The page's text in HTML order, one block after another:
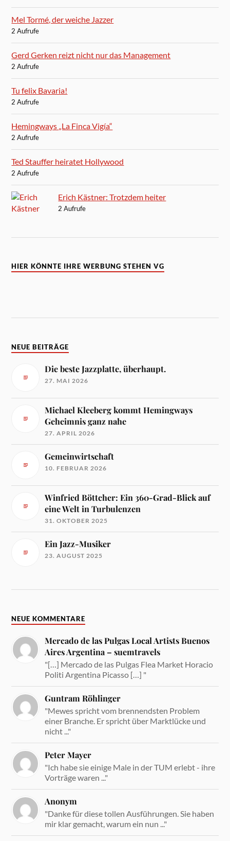
Mel Tormé, der weiche Jazzer
2 Aufrufe
Gerd Gerken reizt nicht nur das Management
2 Aufrufe
Tu felix Bavaria!
2 Aufrufe
Hemingways „La Finca Vigía“
2 Aufrufe
Ted Stauffer heiratet Hollywood
2 Aufrufe
Erich Kästner: Trotzdem heiter
2 Aufrufe
HIER KÖNNTE IHRE WERBUNG STEHEN VG
NEUE BEITRÄGE
Die beste Jazzplatte, überhaupt.
27. MAI 2026
Michael Kleeberg kommt Hemingways
Geheimnis ganz nahe
27. APRIL 2026
Gemeinwirtschaft
10. FEBRUAR 2026
Winfried Böttcher: Ein 360-Grad-Blick auf
eine Welt in Turbulenzen
31. OKTOBER 2025
Ein Jazz-Musiker
23. AUGUST 2025
NEUE KOMMENTARE
Mercado de las Pulgas Local Artists Buenos
Aires Argentina – suemtravels
"[…] Mercado de las Pulgas Flea Market Horacio
Politi Argentina Picasso […] "
Guntram Röhlinger
"Mewes spricht vom brennendsten Problem
einer Branche. Er spricht über Marktlücke und
nicht ..."
Peter Mayer
"Ich habe sie einige Male in der TUM erlebt - ihre
Vorträge waren ..."
Anonym
"Danke für diese tollen Ausführungen. Sie haben
mir klar gemacht, warum ein nun ..."